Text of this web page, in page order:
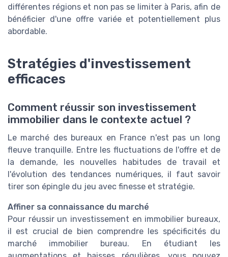
différentes régions et non pas se limiter à Paris, afin de
bénéficier d'une offre variée et potentiellement plus
abordable.
Stratégies d'investissement
efficaces
Comment réussir son investissement
immobilier dans le contexte actuel ?
Le marché des bureaux en France n'est pas un long
fleuve tranquille. Entre les fluctuations de l'offre et de
la demande, les nouvelles habitudes de travail et
l'évolution des tendances numériques, il faut savoir
tirer son épingle du jeu avec finesse et stratégie.
Affiner sa connaissance du marché
Pour réussir un investissement en immobilier bureaux,
il est crucial de bien comprendre les spécificités du
marché immobilier bureau. En étudiant les